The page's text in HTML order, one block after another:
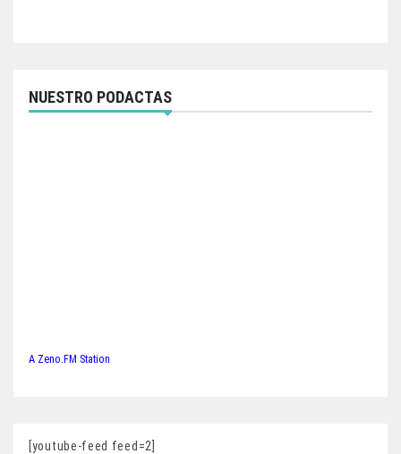
NUESTRO PODACTAS
A Zeno.FM Station
[youtube-feed feed=2]